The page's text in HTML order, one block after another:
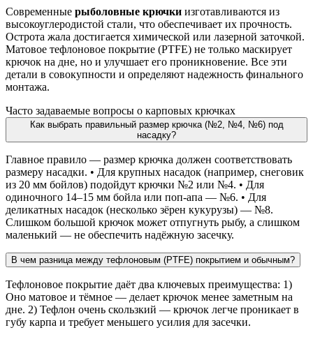
Современные рыболовные крючки изготавливаются из
высокоуглеродистой стали, что обеспечивает их прочность.
Острота жала достигается химической или лазерной заточкой.
Матовое тефлоновое покрытие (PTFE) не только маскирует
крючок на дне, но и улучшает его проникновение. Все эти
детали в совокупности и определяют надежность финального
монтажа.
Часто задаваемые вопросы о карповых крючках
Как выбрать правильный размер крючка (№2, №4, №6) под
насадку?
Главное правило — размер крючка должен соответствовать
размеру насадки. • Для крупных насадок (например, снеговик
из 20 мм бойлов) подойдут крючки №2 или №4. • Для
одиночного 14–15 мм бойла или поп-апа — №6. • Для
деликатных насадок (несколько зёрен кукурузы) — №8.
Слишком большой крючок может отпугнуть рыбу, а слишком
маленький — не обеспечить надёжную засечку.
В чем разница между тефлоновым (PTFE) покрытием и обычным?
Тефлоновое покрытие даёт два ключевых преимущества: 1)
Оно матовое и тёмное — делает крючок менее заметным на
дне. 2) Тефлон очень скользкий — крючок легче проникает в
губу карпа и требует меньшего усилия для засечки.